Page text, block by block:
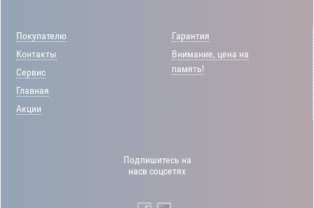
Покупателю
Контакты
Сервис
Главная
Акции
Гарантия
Внимание, цена на
память!
Подпишитесь на
насв соцсетях